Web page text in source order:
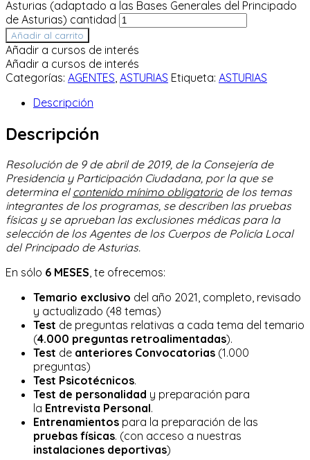
Asturias (adaptado a las Bases Generales del Principado
de Asturias) cantidad
Añadir al carrito
Añadir a cursos de interés
Añadir a cursos de interés
Categorías: AGENTES ASTURIAS Etiqueta: ASTURIAS
Descripción
Descripción
Resolución de 9 de abril de 2019, de la Consejería de
Presidencia y Participación Ciudadana, por la que se
determina el contenido mínimo obligatorio de los temas
integrantes de los programas, se describen las pruebas
físicas y se aprueban las exclusiones médicas para la
selección de los Agentes de los Cuerpos de Policía Local
del Principado de Asturias.
En sólo 6 MESES, te ofrecemos:
Temario exclusivo del año 2021, completo, revisado
y actualizado (48 temas)
Test de preguntas relativas a cada tema del temario
(4.000 preguntas retroalimentadas).
Test de anteriores Convocatorias (1.000
preguntas)
Test Psicotécnicos.
Test de personalidad y preparación para
la Entrevista Personal.
Entrenamientos para la preparación de las
pruebas físicas. (con acceso a nuestras
instalaciones deportivas)